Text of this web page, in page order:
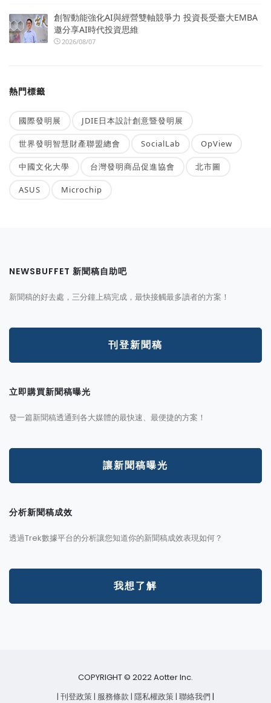
創智動能強化AI與經營雙軸競爭力 投資長受臺大EMBA
邀分享AI時代投資思維
2026/08/07
熱門標籤
國際發明展 JDIE日本設計創意暨發明展
世界發明智慧財產聯盟總會 SocialLab OpView
中國文化大學 台灣發明商品促進協會 北市圖
ASUS Microchip
NEWSBUFFET 新聞稿自助吧
新聞稿的好去處，三分鐘上稿完成，最快接觸最多讀者的方案！
刊登新聞稿
立即購買新聞稿曝光
發一篇新聞稿透通到各大媒體的最快速、最便捷的方案！
讓新聞稿曝光
分析新聞稿成效
透過Trek數據平台的分析讓您知道你的新聞稿成效表現如何？
我想了解
COPYRIGHT © 2022 Aotter Inc.
| 刊登政策 | 服務條款 | 隱私權政策 | 聯絡我們 |